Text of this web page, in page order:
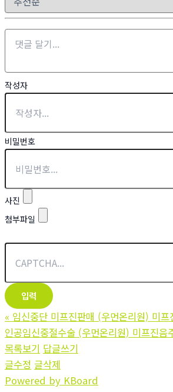
작성자
비밀번호
사진
첨부파일
« 임신중단 미프진판매 (우먼온리원) 미프
인공임신중절수술 (우먼온리원) 미프진음
목록보기 답글쓰기
글수정 글삭제
Powered by KBoard